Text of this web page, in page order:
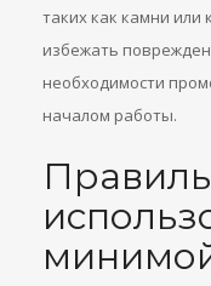
таких как камни или
избежать
необходимости
началом работы.